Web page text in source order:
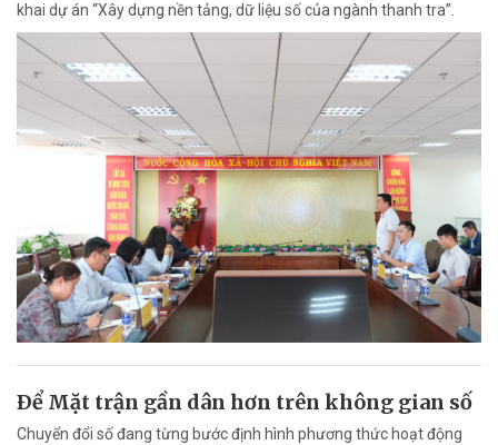
khai dự án “Xây dựng nền tảng, dữ liệu số của ngành thanh tra”.
Ðể Mặt trận gần dân hơn trên không gian số
Chuyển đổi số đang từng bước định hình phương thức hoạt động